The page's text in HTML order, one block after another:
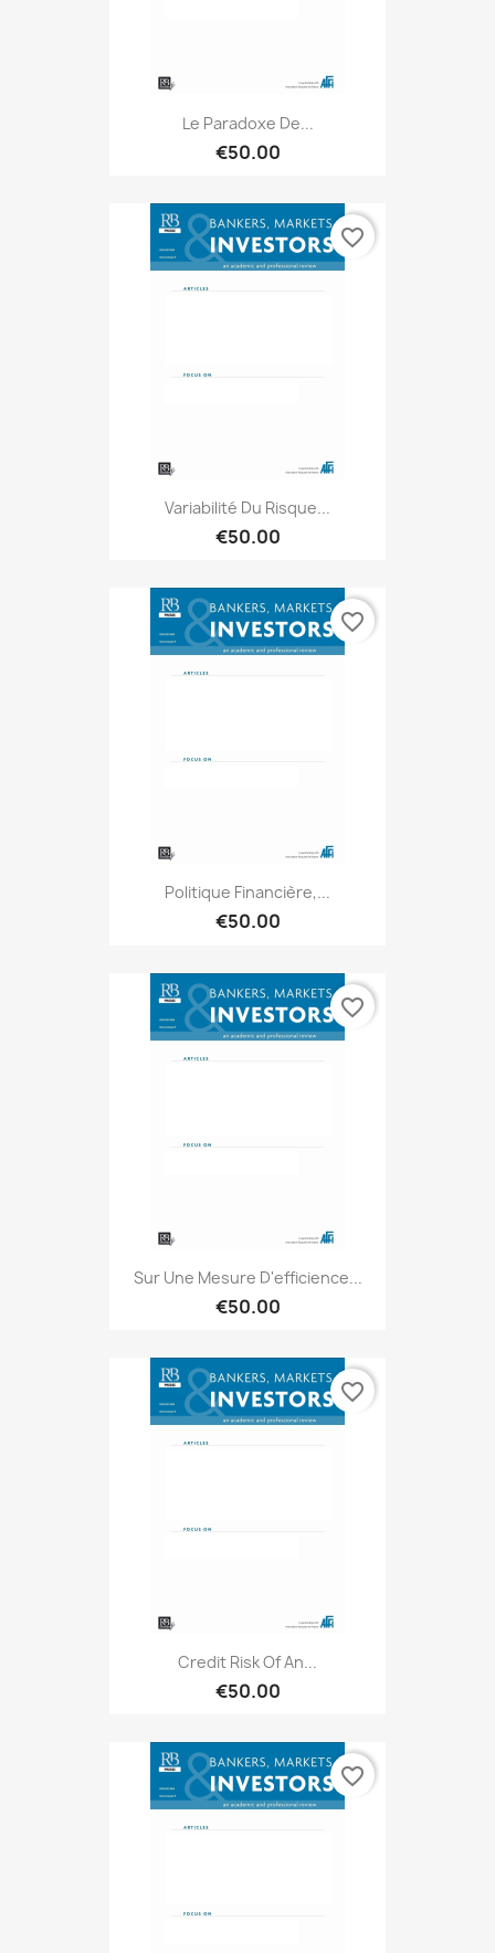
Le Paradoxe De...
€50.00
Variabilité Du Risque...
€50.00
favorite_border
Politique Financière,...
€50.00
favorite_border
Sur Une Mesure D'efficience...
€50.00
favorite_border
Credit Risk Of An...
€50.00
favorite_border
favorite_border